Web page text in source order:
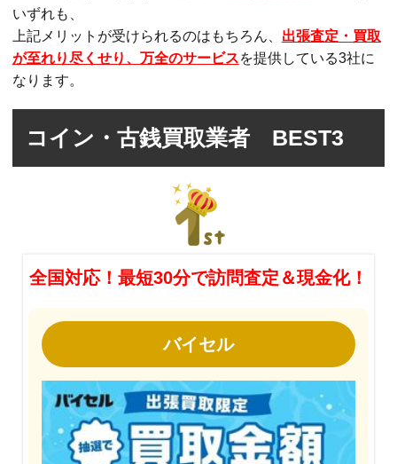
いずれも、
上記メリットが受けられるのはもちろん、 出張査定・買取
が至れり尽くせり、万全のサービスを提供している3社に
なります。
コイン・古銭買取業者 BEST3
全国対応！最短30分で訪問査定＆現金化！
バイセル